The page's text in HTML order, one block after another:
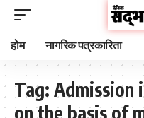
होम नागरिक पत्रकारिता
Tag: Admission
on the basis of